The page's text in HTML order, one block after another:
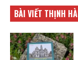
BÀI VIẾT THỊNH